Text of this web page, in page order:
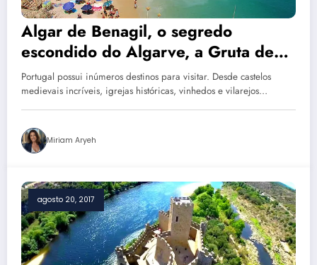
Algar de Benagil, o segredo
escondido do Algarve, a Gruta de
Benagil!
Portugal possui inúmeros destinos para visitar. Desde castelos
medievais incríveis, igrejas históricas, vinhedos e vilarejos…
Miriam Aryeh
agosto 20, 2017